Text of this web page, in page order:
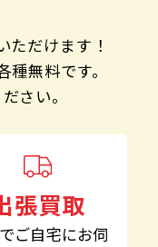
ただけます！
無料です。
さい。
張買取
ご自宅にお伺